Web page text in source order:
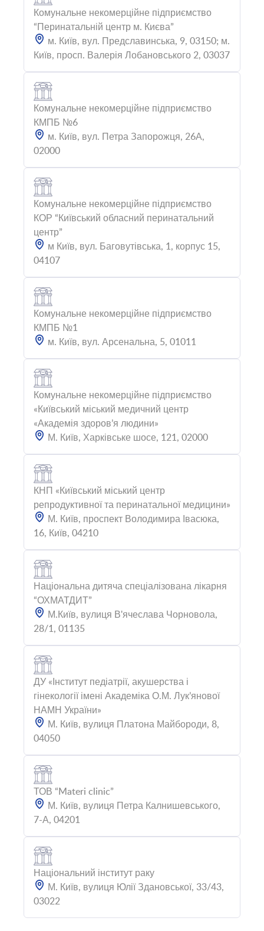
Комунальне некомерційне підприємство
“Перинатальній центр м. Києва”
м. Київ, вул. Предславинська, 9, 03150; м.
Київ, просп. Валерія Лобановського 2, 03037
Комунальне некомерційне підприємство
КМПБ №6
м. Київ, вул. Петра Запорожця, 26А,
02000
Комунальне некомерційне підприємство
КОР “Київський обласний перинатальний
центр”
м Київ, вул. Баговутівська, 1, корпус 15,
04107
Комунальне некомерційне підприємство
КМПБ №1
м. Київ, вул. Арсенальна, 5, 01011
Комунальне некомерційне підприємство
«Київський міський медичний центр
«Академія здоров’я людини»
М. Київ, Харківське шосе, 121, 02000
КНП «Київський міський центр
репродуктивної та перинатальної медицини»
М. Київ, проспект Володимира Івасюка,
16, Київ, 04210
Національна дитяча спеціалізована лікарня
“ОХМАТДИТ”
М.Київ, вулиця В'ячеслава Чорновола,
28/1, 01135
ДУ «Інститут педіатрії, акушерства і
гінекології імені Академіка О.М. Лук’янової
НАМН України»
М. Київ, вулиця Платона Майбороди, 8,
04050
ТОВ “Materi clinic”
М. Київ, вулиця Петра Калнишевського,
7-А, 04201
Національний інститут раку
М. Київ, вулиця Юлії Здановської, 33/43,
03022